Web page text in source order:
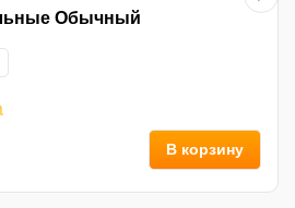
Обычный
В корзину